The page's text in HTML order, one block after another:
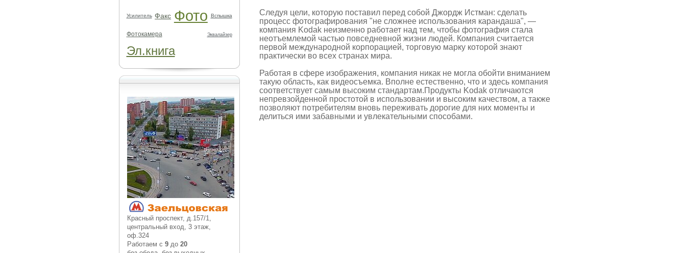
Усилитель Факс Фото Вспышка
Фотокамера Эквалайзер
Эл.книга
Красный проспект, д.157/1,
центральный вход, 3 этаж,
оф.324
Работаем с 9до 20
Следуя цели, которую поставил перед собой Джордж Истман: сделать
процесс фотографирования "не сложнее использования карандаша", —
компания Kodak неизменно работает над тем, чтобы фотография стала
неотъемлемой частью повседневной жизни людей. Компания считается
первой международной корпорацией, торговую марку которой знают
практически во всех странах мира.
Работая в сфере изображения, компания никак не могла обойти вниманием
такую область, как видеосъемка. Вполне естественно, что и здесь компания
соответствует самым высоким стандартам.Продукты Kodak отличаются
непревзойденной простотой в использовании и высоким качеством, а также
позволяют потребителям вновь переживать дорогие для них моменты и
делиться ими забавными и увлекательными способами.